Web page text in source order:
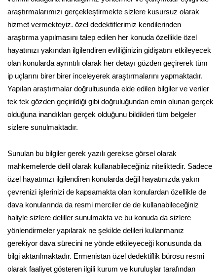
araştırmalarımızı gerçekleştirmekte sizlere kusursuz olarak
hizmet vermekteyiz. özel dedektiflerimiz kendilerinden
araştırma yapılmasını talep edilen her konuda özellikle özel
hayatınızı yakından ilgilendiren evliliğinizin gidişatını etkileyecek
olan konularda ayrıntılı olarak her detayı gözden geçirerek tüm
ip uçlarını birer birer inceleyerek araştırmalarını yapmaktadır.
Yapılan araştırmalar doğrultusunda elde edilen bilgiler ve veriler
tek tek gözden geçirildiği gibi doğruluğundan emin olunan gerçek
olduğuna inandıkları gerçek olduğunu bildikleri tüm belgeler
sizlere sunulmaktadır.
Sunulan bu bilgiler gerek yazılı gerekse görsel olarak
mahkemelerde delil olarak kullanabileceğiniz niteliktedir. Sadece
özel hayatınızı ilgilendiren konularda değil hayatınızda yakın
çevrenizi işlerinizi de kapsamakta olan konulardan özellikle de
dava konularında da resmi merciler de de kullanabileceğiniz
haliyle sizlere deliller sunulmakta ve bu konuda da sizlere
yönlendirmeler yapılarak ne şekilde delileri kullanmanız
gerekiyor dava sürecini ne yönde etkileyeceği konusunda da
bilgi aktarılmaktadır. Ermenistan özel dedektiflik bürosu resmi
olarak faaliyet gösteren ilgili kurum ve kuruluşlar tarafından